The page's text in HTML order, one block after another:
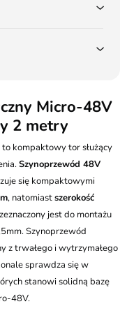
produktów 3m)
Łódź
Micro-48V
2 metry
kompaktowy tor służący
Szynoprzewód 48V
się kompaktowymi
, natomiastszerokość
jest do montażu
Szynoprzewód
z trwałego i wytrzymałego
sprawdza się w
stanowi solidną bazę
48V.